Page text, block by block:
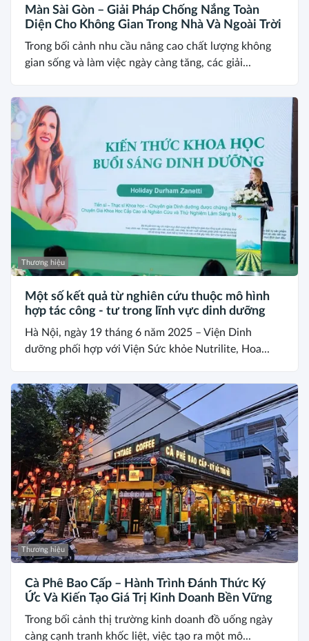
Màn Sài Gòn – Giải Pháp Chống Nắng Toàn
Diện Cho Không Gian Trong Nhà Và Ngoài Trời
Trong bối cảnh nhu cầu nâng cao chất lượng không
gian sống và làm việc ngày càng tăng, các giải...
Thương hiệu
Một số kết quả từ nghiên cứu thuộc mô hình
hợp tác công - tư trong lĩnh vực dinh dưỡng
Hà Nội, ngày 19 tháng 6 năm 2025 – Viện Dinh
dưỡng phối hợp với Viện Sức khỏe Nutrilite, Hoa...
Thương hiệu
Cà Phê Bao Cấp – Hành Trình Đánh Thức Ký
Ức Và Kiến Tạo Giá Trị Kinh Doanh Bền Vững
Trong bối cảnh thị trường kinh doanh đồ uống ngày
càng cạnh tranh khốc liệt, việc tạo ra một mô...